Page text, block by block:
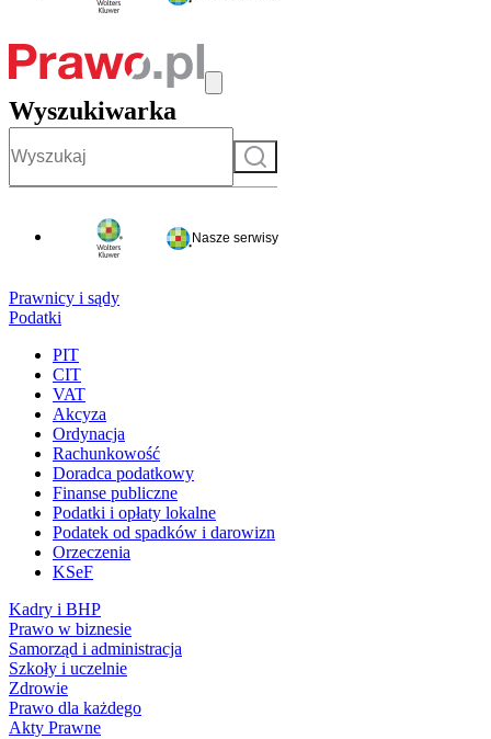
Wyszukiwarka
Szukaj
Nasze serwisy
Prawnicy i sądy
Podatki
PIT
CIT
VAT
Akcyza
Ordynacja
Rachunkowość
Doradca podatkowy
Finanse publiczne
Podatki i opłaty lokalne
Podatek od spadków i darowizn
Orzeczenia
KSeF
Kadry i BHP
Prawo w biznesie
Samorząd i administracja
Szkoły i uczelnie
Zdrowie
Prawo dla każdego
Akty Prawne